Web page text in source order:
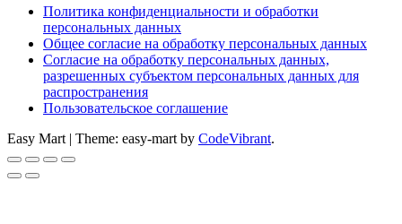
Политика конфиденциальности и обработки
персональных данных
Общее согласие на обработку персональных данных
Согласие на обработку персональных данных,
разрешенных субъектом персональных данных для
распространения
Пользовательское соглашение
Easy Mart | Theme: easy-mart by CodeVibrant.